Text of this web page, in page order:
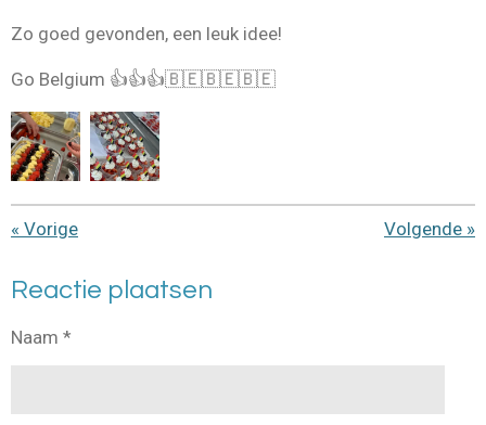
Zo goed gevonden, een leuk idee!
Go Belgium 👍👍👍🇧🇪🇧🇪🇧🇪
« Vorige Volgende »
Reactie plaatsen
Naam *